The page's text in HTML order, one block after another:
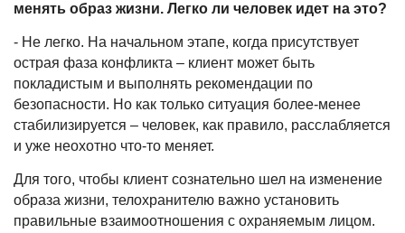
менять образ жизни. Легко ли человек идет на это?
- Не легко. На начальном этапе, когда присутствует
острая фаза конфликта – клиент может быть
покладистым и выполнять рекомендации по
безопасности. Но как только ситуация более-менее
стабилизируется – человек, как правило, расслабляется
и уже неохотно что-то меняет.
Для того, чтобы клиент сознательно шел на изменение
образа жизни, телохранителю важно установить
правильные взаимоотношения с охраняемым лицом.